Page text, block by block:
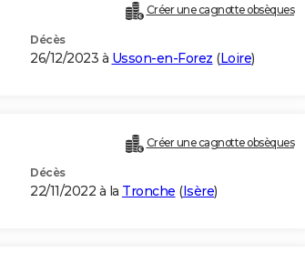
Créer une cagnotte obsèques
Décès
26/12/2023 à Usson-en-Forez (Loire)
Créer une cagnotte obsèques
Décès
22/11/2022 à la Tronche (Isère)